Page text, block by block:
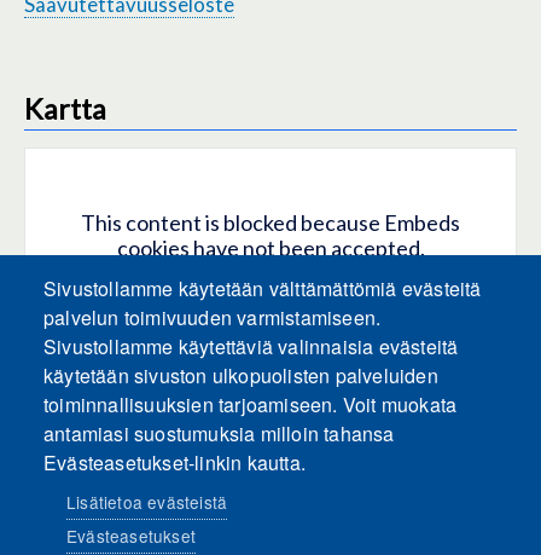
Kartta
This content is blocked because Embeds
cookies have not been accepted.
HYVÄKSY KAIKKI EVÄSTEET
Only accept Embeds cookies
Sosiaalinen media
Sivustollamme käytetään välttämättömiä evästeitä
palvelun toimivuuden varmistamiseen.
Sivustollamme käytettäviä valinnaisia evästeitä
käytetään sivuston ulkopuolisten palveluiden
toiminnallisuuksien tarjoamiseen. Voit muokata
antamiasi suostumuksia milloin tahansa
Evästeasetukset-linkin kautta.
Lisätietoa evästeistä
Evästeasetukset